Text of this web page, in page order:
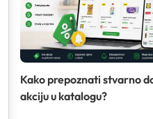
Kako prepoznati stvarno
akciju u katalogu?